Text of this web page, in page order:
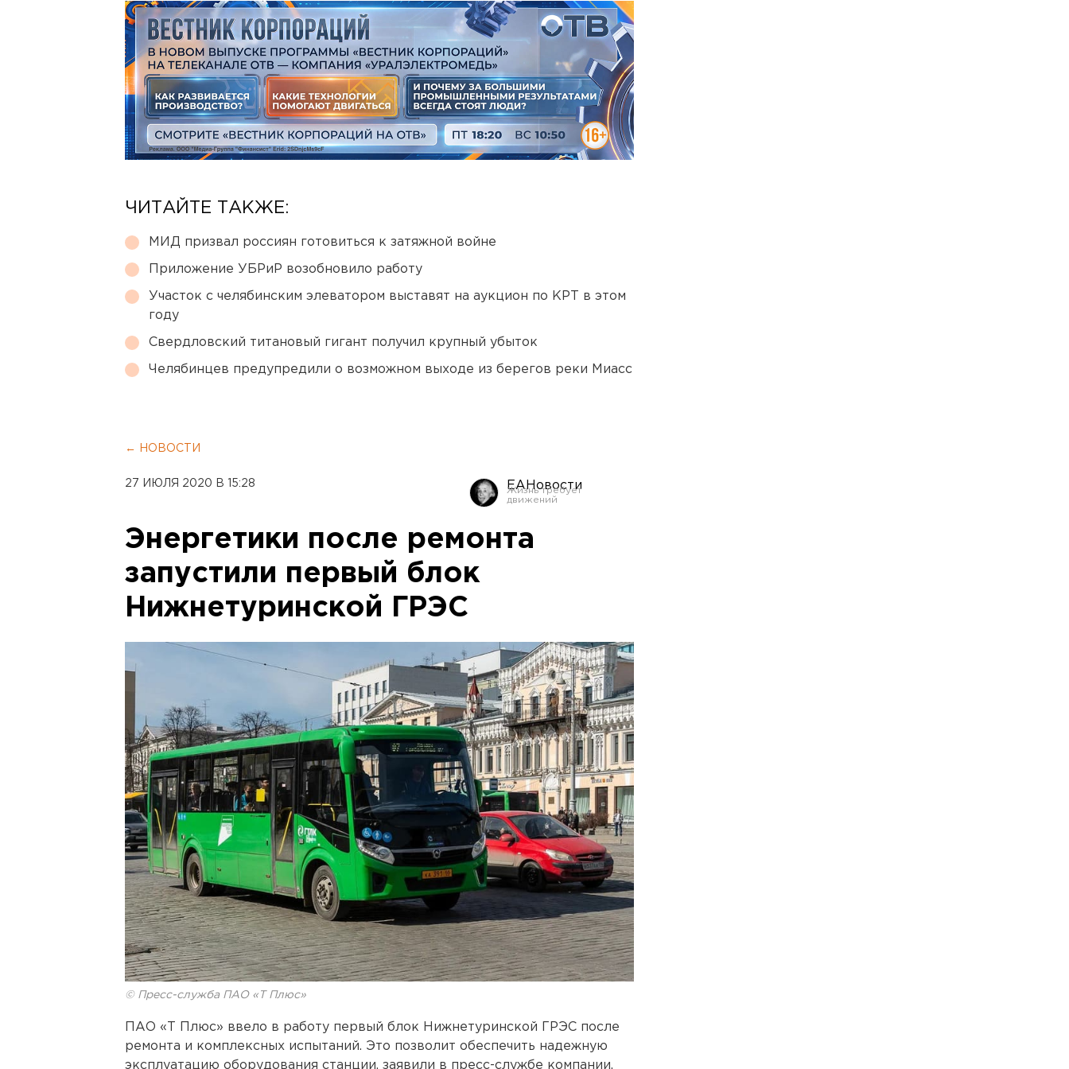
ЧИТАЙТЕ ТАКЖЕ:
МИД призвал россиян готовиться к затяжной войне
Приложение УБРиР возобновило работу
Участок с челябинским элеватором выставят на аукцион по КРТ в этом
году
Свердловский титановый гигант получил крупный убыток
Челябинцев предупредили о возможном выходе из берегов реки Миасс
← НОВОСТИ
27 ИЮЛЯ 2020 В 15:28 ЕАНовости
Энергетики после ремонта
запустили первый блок
Нижнетуринской ГРЭС
© Пресс-служба ПАО «Т Плюс»
ПАО «Т Плюс» ввело в работу первый блок Нижнетуринской ГРЭС после
ремонта и комплексных испытаний. Это позволит обеспечить надежную
эксплуатацию оборудования станции, заявили в пресс-службе компании.